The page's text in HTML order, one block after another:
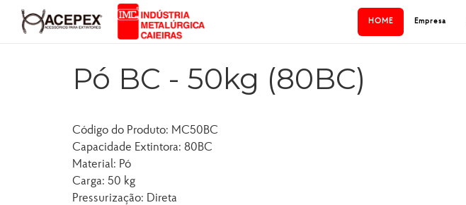
HOME Empresa
Pó BC - 50kg (80BC)
Código do Produto: MC50BC
Capacidade Extintora: 80BC
Material: Pó
Carga: 50 kg
Pressurização: Direta